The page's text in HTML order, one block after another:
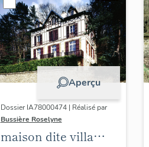
Aperçu
Dossier IA78000474 | Réalisé par
Bussière Roselyne
maison dite villa